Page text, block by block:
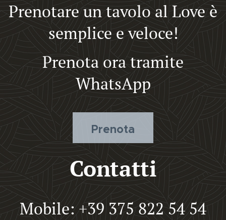
Prenotare un tavolo al Love è
semplice e veloce!
Prenota ora tramite
WhatsApp
Prenota
Contatti
Mobile: +39 375 822 54 54